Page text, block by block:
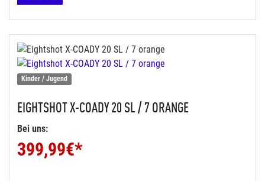
Kinder / Jugend
EIGHTSHOTX-COADY 20 SL / 7 ORANGE
Bei uns:
399,99€*